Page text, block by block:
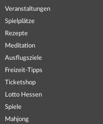
Veranstaltungen
Spielplätze
Rezepte
Meditation
Ausflugsziele
Freizeit-Tipps
Ticketshop
Lotto Hessen
Spiele
Mahjong